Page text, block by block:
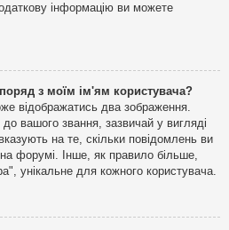
інформацію ви можете
з моїм ім'ям користувача?
відображатись два зображення.
вашого звання, зазвичай у вигляді
на те, скільки повідомлень ви
форумі. Інше, як правило більше,
унікальне для кожного користувача.